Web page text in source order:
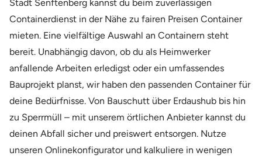
Stadt Senftenberg kannst du beim zuverlässigen
Containerdienst in der Nähe zu fairen Preisen Container
mieten. Eine vielfältige Auswahl an Containern steht
bereit. Unabhängig davon, ob du als Heimwerker
anfallende Arbeiten erledigst oder ein umfassendes
Bauprojekt planst, wir haben den passenden Container für
deine Bedürfnisse. Von Bauschutt über Erdaushub bis hin
zu Sperrmüll – mit unserem örtlichen Anbieter kannst du
deinen Abfall sicher und preiswert entsorgen. Nutze
unseren Onlinekonfigurator und kalkuliere in wenigen